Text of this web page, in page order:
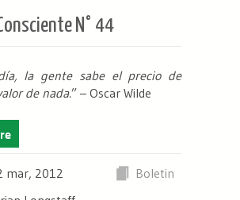
N° 44
la gente sabe el precio de
de nada.” – Oscar Wilde
mar, 2012
Boletin